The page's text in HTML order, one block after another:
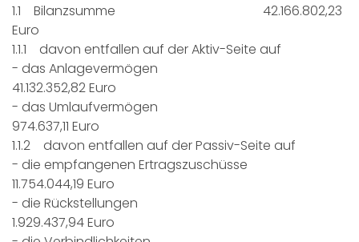
1.1 Bilanzsumme 42.166.802,23
Euro
1.1.1 davon entfallen auf der Aktiv-Seite auf
- das Anlagevermögen
41.132.352,82 Euro
- das Umlaufvermögen
974.637,11 Euro
1.1.2 davon entfallen auf der Passiv-Seite auf
- die empfangenen Ertragszuschüsse
11.754.044,19 Euro
- die Rückstellungen
1.929.437,94 Euro